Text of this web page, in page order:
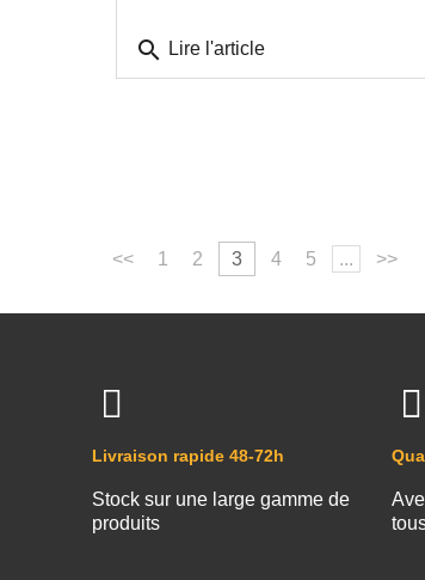
search Lire l'article
<< 1 2 3 4 5 ... >>
Livraison rapide 48-72h
Stock sur une large gamme de
produits